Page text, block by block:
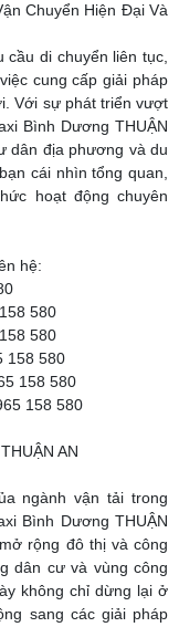
Chuyển Hiện Đại Và
cầu di chuyển liên tục,
cung cấp giải pháp
Với sự phát triển vượt
Bình Dương THUẬN
dân địa phương và du
cái nhìn tổng quan,
hoạt động chuyên
hệ:
580
580
158 580
158 580
158 580
AN
ngành vận tải trong
Bình Dương THUẬN
rộng đô thị và công
dân cư và vùng công
không chỉ dừng lại ở
sang các giải pháp